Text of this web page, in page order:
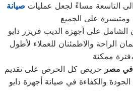
التاسعة مساءً لجعل عمليات صيانة
الشامل على أجهزة الديب فريزر دايو
الراحة والاطمئنان للعملاء لأطول
فترة ممكنة،
في مصر حريص كل الحرص على تقديم